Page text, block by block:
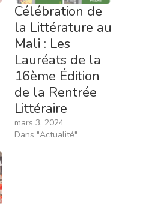
Célébration de
la Littérature au
Mali : Les
Lauréats de la
16ème Édition
de la Rentrée
Littéraire
mars 3, 2024
Dans "Actualité"